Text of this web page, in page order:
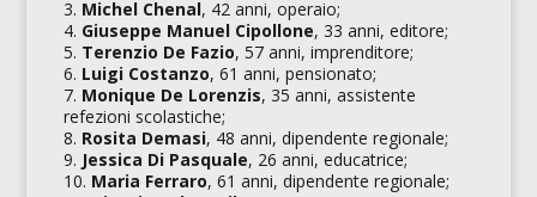
Michel Chenal, 42 anni, operaio;
Giuseppe Manuel Cipollone, 33 anni, editore;
Terenzio De Fazio, 57 anni, imprenditore;
Luigi Costanzo, 61 anni, pensionato;
Monique De Lorenzis, 35 anni, assistente
refezioni scolastiche;
Rosita Demasi, 48 anni, dipendente regionale;
Jessica Di Pasquale, 26 anni, educatrice;
Maria Ferraro, 61 anni, dipendente regionale;